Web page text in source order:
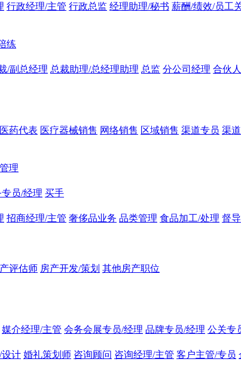
行政经理/主管 行政总监 经理助理/秘书 薪酬/绩效/员工
练
/副总经理 总裁助理/总经理助理 总监 分公司经理 合伙人
医药代表 医疗器械销售 网络销售 区域销售 渠道专员 渠
理
员/经理 买手
招商经理/主管 奢侈品业务 品类管理 食品加工/处理 督导
评估师 房产开发/策划 其他房产职位
媒介经理/主管 会务会展专员/经理 品牌专员/经理 公关专
计 婚礼策划师 咨询顾问 咨询经理/主管 客户主管/专员